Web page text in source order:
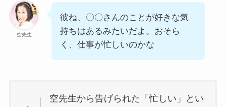
空先生
彼ね、〇〇さんのことが好きな気
持ちはあるみたいだよ。おそら
く、仕事が忙しいのかな
空先生から告げられた「忙しい」とい